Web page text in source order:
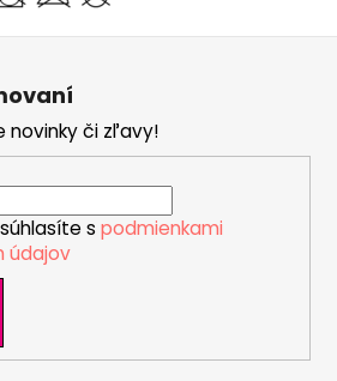
novinky či zľavy!
s podmienkami
údajov